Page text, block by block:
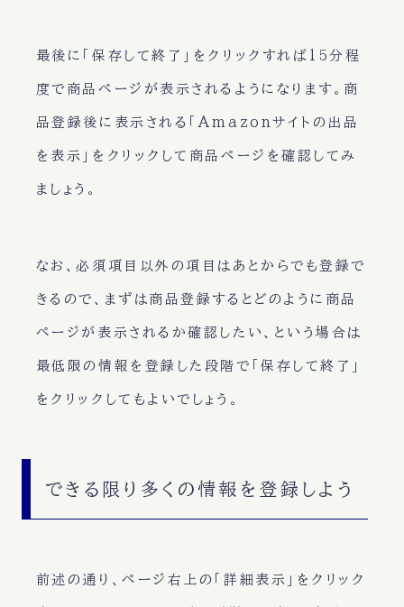
最後に「保存して終了」をクリックすれば15分程
度で商品ページが表示されるようになります。商
品登録後に表示される「Amazonサイトの出品
を表示」をクリックして商品ページを確認してみ
ましょう。
なお、必須項目以外の項目はあとからでも登録で
きるので、まずは商品登録するとどのように商品
ページが表示されるか確認したい、という場合は
最低限の情報を登録した段階で「保存して終了」
をクリックしてもよいでしょう。
できる限り多くの情報を登録しよう
前述の通り、ページ右上の「詳細表示」をクリック